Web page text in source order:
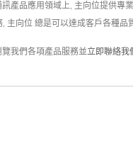
產品應用領域上, 主向位提供專
, 主向位 總是可以達成客戶各種品
我們各項產品服務並立即聯絡我